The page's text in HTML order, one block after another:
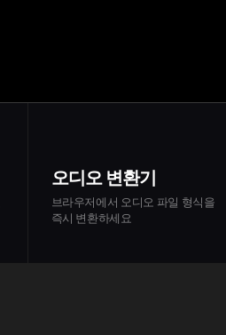
오디오 변환기
브라우저에서 오디오 파일 형식을
즉시 변환하세요